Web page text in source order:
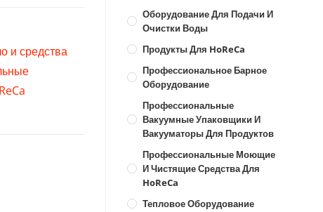
и средства
Оборудование Для Подачи И
Очистки Воды
Продукты Для HoReCa
Профессиональное Барное
Оборудование
Профессиональные
Вакуумные Упаковщики И
Вакууматоры Для Продуктов
Профессиональные Моющие
И Чистящие Средства Для
HoReCa
Тепловое Оборудование